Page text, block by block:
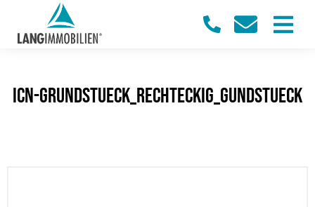
icn-grundstueck_rechteckig_gundstueck